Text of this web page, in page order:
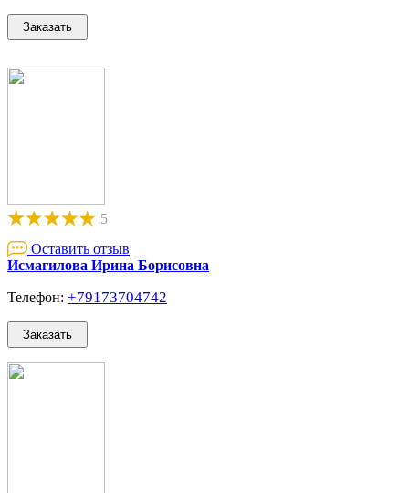
5
Оставить отзыв
Исмагилова Ирина Борисовна
Телефон: +79173704742